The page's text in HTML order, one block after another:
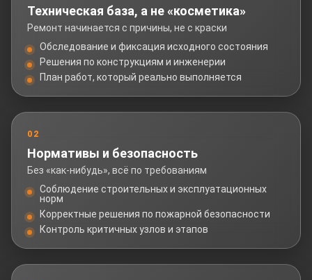
Техническая база, а не «косметика»
Ремонт начинается с причины, не с краски
Обследование и фиксация исходного состояния
Решения по конструкциям и инженерии
План работ, который реально выполняется
02
Нормативы и безопасность
Без «как-нибудь», всё по требованиям
Соблюдение строительных и эксплуатационных
норм
Корректные решения по пожарной безопасности
Контроль критичных узлов и этапов